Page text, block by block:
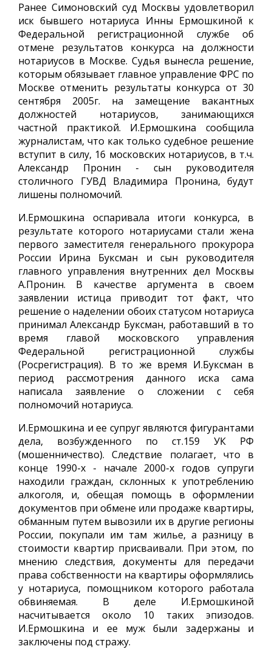
Ранее Симоновский суд Москвы удовлетворил
иск бывшего нотариуса Инны Ермошкиной к
Федеральной регистрационной службе об
отмене результатов конкурса на должности
нотариусов в Москве. Судья вынесла решение,
которым обязывает главное управление ФРС по
Москве отменить результаты конкурса от 30
сентября 2005г. на замещение вакантных
должностей нотариусов, занимающихся
частной практикой. И.Ермошкина сообщила
журналистам, что как только судебное решение
вступит в силу, 16 московских нотариусов, в т.ч.
Александр Пронин - сын руководителя
столичного ГУВД Владимира Пронина, будут
лишены полномочий.
И.Ермошкина оспаривала итоги конкурса, в
результате которого нотариусами стали жена
первого заместителя генерального прокурора
России Ирина Буксман и сын руководителя
главного управления внутренних дел Москвы
А.Пронин. В качестве аргумента в своем
заявлении истица приводит тот факт, что
решение о наделении обоих статусом нотариуса
принимал Александр Буксман, работавший в то
время главой московского управления
Федеральной регистрационной службы
(Росрегистрация). В то же время И.Буксман в
период рассмотрения данного иска сама
написала заявление о сложении с себя
полномочий нотариуса.
И.Ермошкина и ее супруг являются фигурантами
дела, возбужденного по ст.159 УК РФ
(мошенничество). Следствие полагает, что в
конце 1990-х - начале 2000-х годов супруги
находили граждан, склонных к употреблению
алкоголя, и, обещая помощь в оформлении
документов при обмене или продаже квартиры,
обманным путем вывозили их в другие регионы
России, покупали им там жилье, а разницу в
стоимости квартир присваивали. При этом, по
мнению следствия, документы для передачи
права собственности на квартиры оформлялись
у нотариуса, помощником которого работала
обвиняемая. В деле И.Ермошкиной
насчитывается около 10 таких эпизодов.
И.Ермошкина и ее муж были задержаны и
заключены под стражу.